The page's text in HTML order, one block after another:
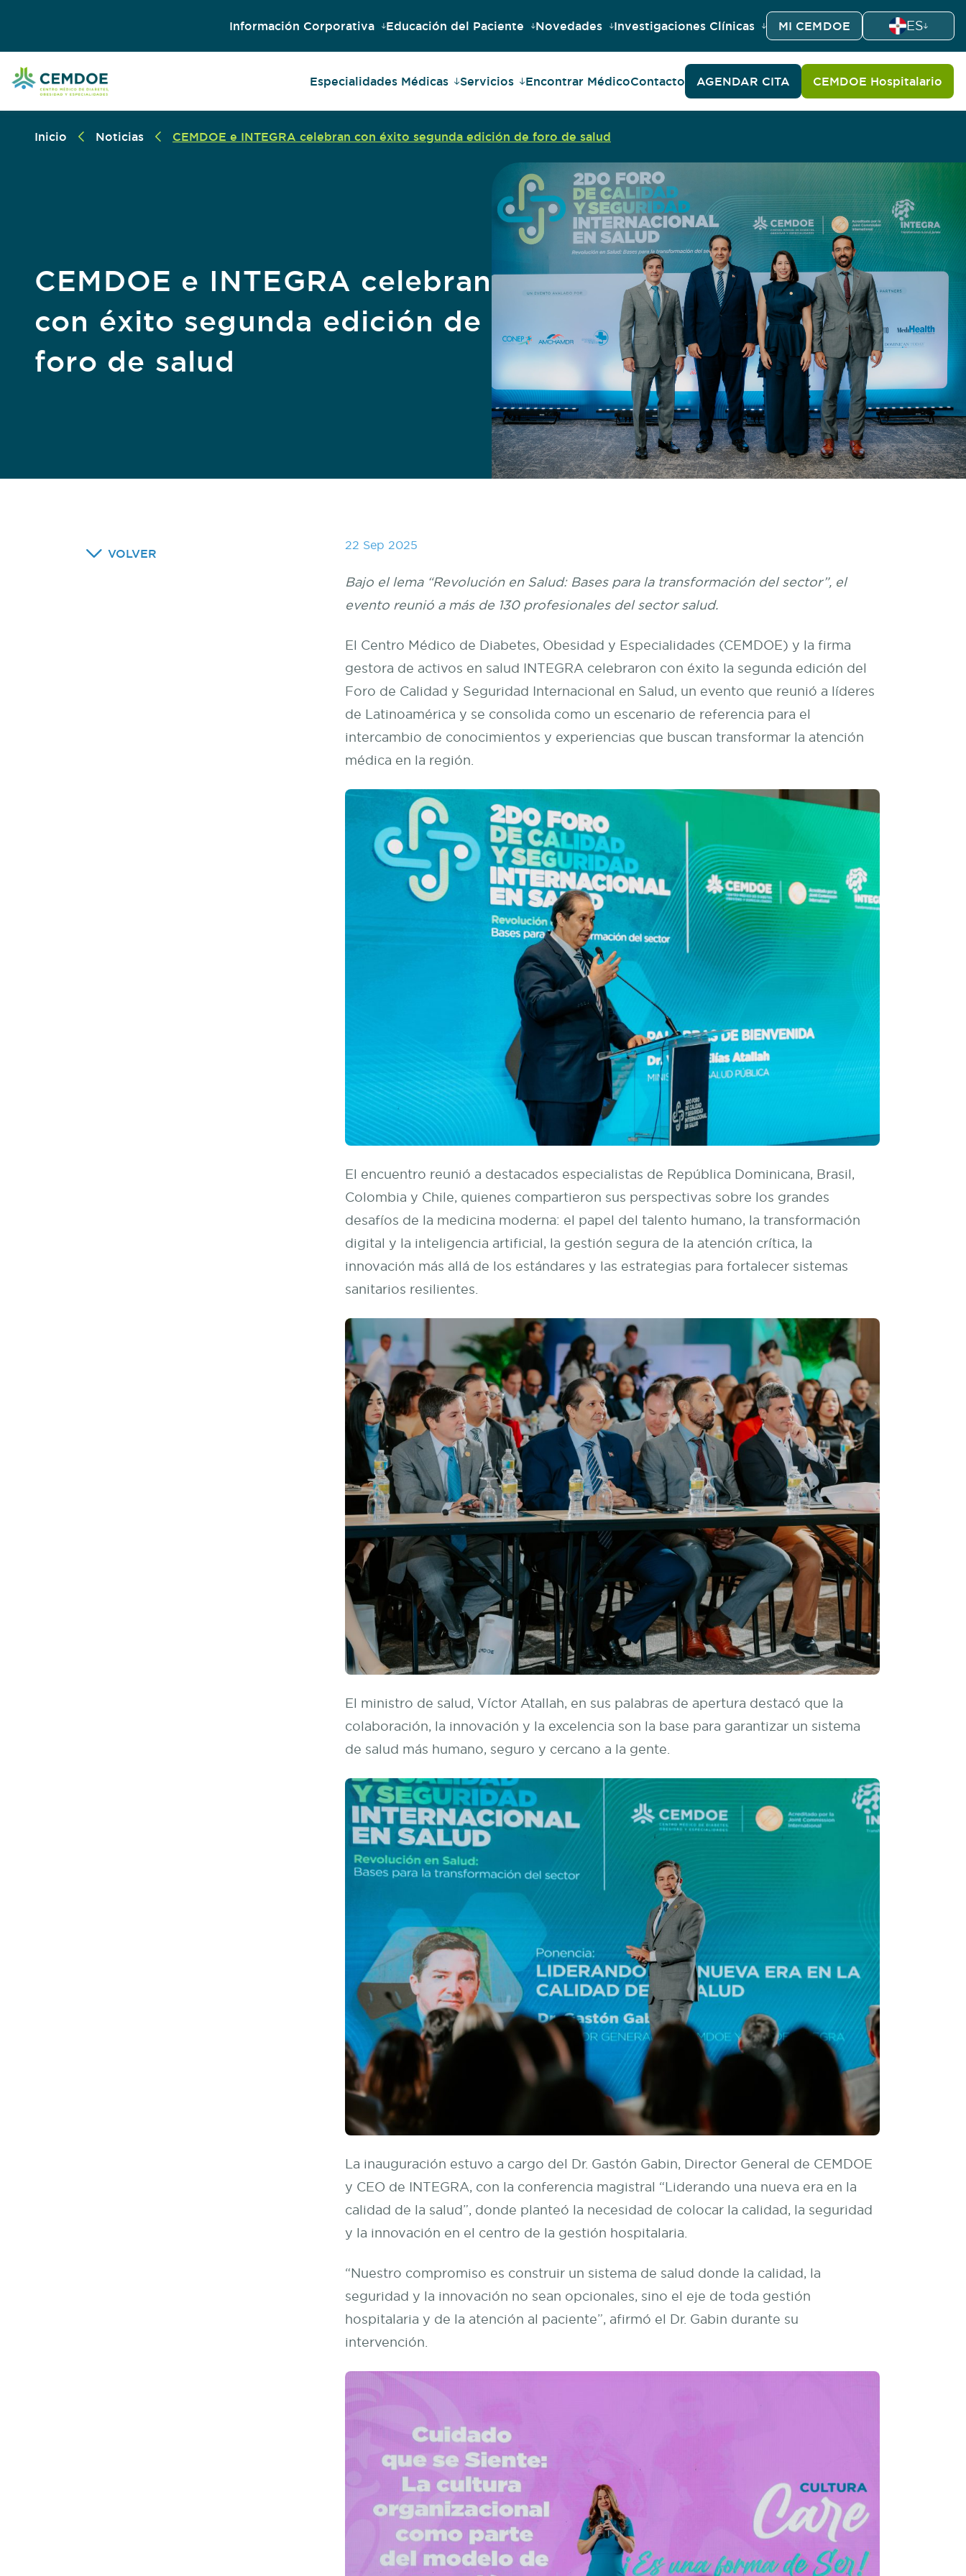
Información Corporativa Educación del Paciente Novedades Investigaciones Clínicas MI CEMDOE ES
Especialidades Médicas Servicios Encontrar MédicoContacto AGENDAR CITA CEMDOE Hospitalario
Inicio Noticias CEMDOE e INTEGRA celebran con éxito segunda edición de foro de salud
CEMDOE e INTEGRA celebran
con éxito segunda edición de
foro de salud
VOLVER
22 Sep 2025
Bajo el lema “Revolución en Salud: Bases para la transformación del sector”, el
evento reunió a más de 130 profesionales del sector salud.
El Centro Médico de Diabetes, Obesidad y Especialidades (CEMDOE) y la firma
gestora de activos en salud INTEGRA celebraron con éxito la segunda edición del
Foro de Calidad y Seguridad Internacional en Salud, un evento que reunió a líderes
de Latinoamérica y se consolida como un escenario de referencia para el
intercambio de conocimientos y experiencias que buscan transformar la atención
médica en la región.
El encuentro reunió a destacados especialistas de República Dominicana, Brasil,
Colombia y Chile, quienes compartieron sus perspectivas sobre los grandes
desafíos de la medicina moderna: el papel del talento humano, la transformación
digital y la inteligencia artificial, la gestión segura de la atención crítica, la
innovación más allá de los estándares y las estrategias para fortalecer sistemas
sanitarios resilientes.
El ministro de salud, Víctor Atallah, en sus palabras de apertura destacó que la
colaboración, la innovación y la excelencia son la base para garantizar un sistema
de salud más humano, seguro y cercano a la gente.
La inauguración estuvo a cargo del Dr. Gastón Gabin, Director General de CEMDOE
y CEO de INTEGRA, con la conferencia magistral “Liderando una nueva era en la
calidad de la salud”, donde planteó la necesidad de colocar la calidad, la seguridad
y la innovación en el centro de la gestión hospitalaria.
“Nuestro compromiso es construir un sistema de salud donde la calidad, la
seguridad y la innovación no sean opcionales, sino el eje de toda gestión
hospitalaria y de la atención al paciente”, afirmó el Dr. Gabin durante su
intervención.